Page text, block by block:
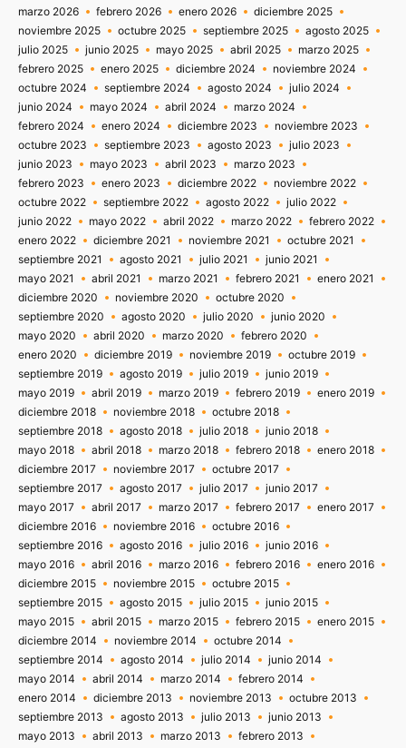
marzo 2026
febrero 2026 enero 2026
diciembre 2025
noviembre 2025
octubre 2025 septiembre 2025
agosto 2025
julio 2025
junio 2025 mayo 2025 abril 2025
marzo 2025
febrero 2025
enero 2025 diciembre 2024
noviembre 2024
octubre 2024
septiembre 2024 agosto 2024
julio 2024
junio 2024
mayo 2024 abril 2024
marzo 2024
febrero 2024
enero 2024 diciembre 2023
noviembre 2023
octubre 2023
septiembre 2023 agosto 2023
julio 2023
junio 2023
mayo 2023 abril 2023
marzo 2023
febrero 2023
enero 2023 diciembre 2022
noviembre 2022
octubre 2022
septiembre 2022 agosto 2022
julio 2022
junio 2022
mayo 2022 abril 2022 marzo 2022
febrero 2022
enero 2022
diciembre 2021 noviembre 2021
octubre 2021
septiembre 2021
agosto 2021 julio 2021
junio 2021
mayo 2021
abril 2021 marzo 2021 febrero 2021
enero 2021
diciembre 2020
noviembre 2020
octubre 2020
septiembre 2020
agosto 2020 julio 2020
junio 2020
mayo 2020
abril 2020 marzo 2020
febrero 2020
enero 2020
diciembre 2019 noviembre 2019
octubre 2019
septiembre 2019
agosto 2019 julio 2019
junio 2019
mayo 2019
abril 2019 marzo 2019 febrero 2019
enero 2019
diciembre 2018
noviembre 2018
octubre 2018
septiembre 2018
agosto 2018 julio 2018
junio 2018
mayo 2018
abril 2018 marzo 2018 febrero 2018
enero 2018
diciembre 2017
noviembre 2017
octubre 2017
septiembre 2017
agosto 2017 julio 2017
junio 2017
mayo 2017
abril 2017 marzo 2017 febrero 2017
enero 2017
diciembre 2016
noviembre 2016
octubre 2016
septiembre 2016
agosto 2016 julio 2016
junio 2016
mayo 2016
abril 2016 marzo 2016 febrero 2016
enero 2016
diciembre 2015
noviembre 2015
octubre 2015
septiembre 2015
agosto 2015 julio 2015
junio 2015
mayo 2015
abril 2015 marzo 2015 febrero 2015
enero 2015
diciembre 2014
noviembre 2014
octubre 2014
septiembre 2014
agosto 2014 julio 2014
junio 2014
mayo 2014
abril 2014 marzo 2014
febrero 2014
enero 2014
diciembre 2013 noviembre 2013
octubre 2013
septiembre 2013
agosto 2013 julio 2013
junio 2013
mayo 2013
abril 2013 marzo 2013
febrero 2013